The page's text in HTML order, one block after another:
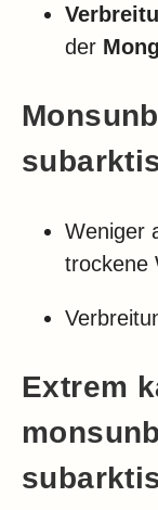
der
Weniger
trockene
Extrem